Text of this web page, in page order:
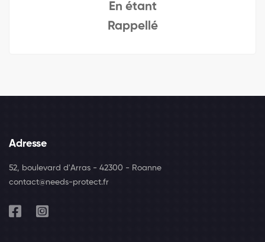
En étant
Rappellé
Adresse
52, boulevard d'Arras - 42300 - Roanne
contact@needs-protect.fr